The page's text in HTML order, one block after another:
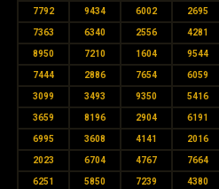
7792 9434 6002 2695
7363 6340 2556 4281
8950 7210 1604 9544
7444 2886 7654 6059
3099 3493 9350 5416
3659 8196 2904 6191
6995 3608 4141 2016
2023 6704 4767 7664
6251 5850 7239 4380